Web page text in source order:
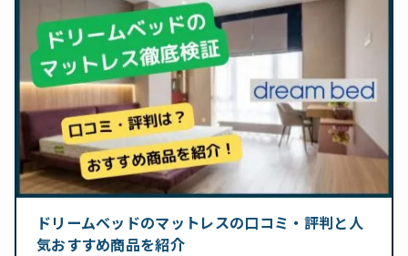
ドリームベッドのマットレスの口コミ・評判と人
気おすすめ商品を紹介